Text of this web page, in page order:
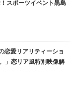
スポーツイベント黒島
恋愛リアリティーショ
」恋リア風特別映像解